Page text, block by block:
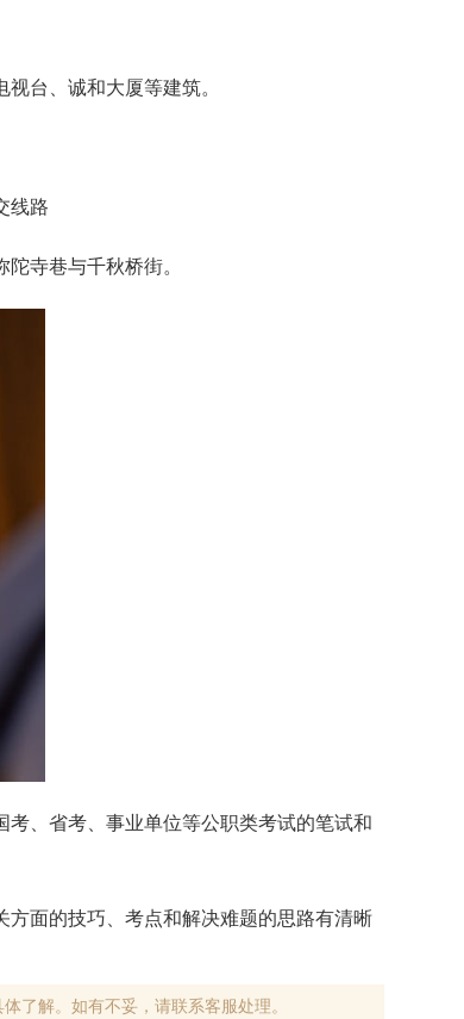
台‌、‌诚和大厦‌等建筑。
线路
寺巷‌与‌千秋桥街‌。
、省考、事业单位等公职类考试的笔试和
面的技巧、考点和解决难题的思路有清晰
了解。如有不妥，请联系客服处理。